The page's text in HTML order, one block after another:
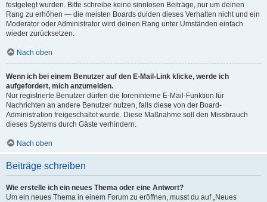
festgelegt wurden. Bitte schreibe keine sinnlosen Beiträge, nur um deinen
Rang zu erhöhen — die meisten Boards dulden dieses Verhalten nicht und ein
Moderator oder Administrator wird deinen Rang unter Umständen einfach
wieder zurücksetzen.
Nach oben
Wenn ich bei einem Benutzer auf den E-Mail-Link klicke, werde ich
aufgefordert, mich anzumelden.
Nur registrierte Benutzer dürfen die foreninterne E-Mail-Funktion für
Nachrichten an andere Benutzer nutzen, falls diese von der Board-
Administration freigeschaltet wurde. Diese Maßnahme soll den Missbrauch
dieses Systems durch Gäste verhindern.
Nach oben
Beiträge schreiben
Wie erstelle ich ein neues Thema oder eine Antwort?
Um ein neues Thema in einem Forum zu eröffnen, musst du auf „Neues